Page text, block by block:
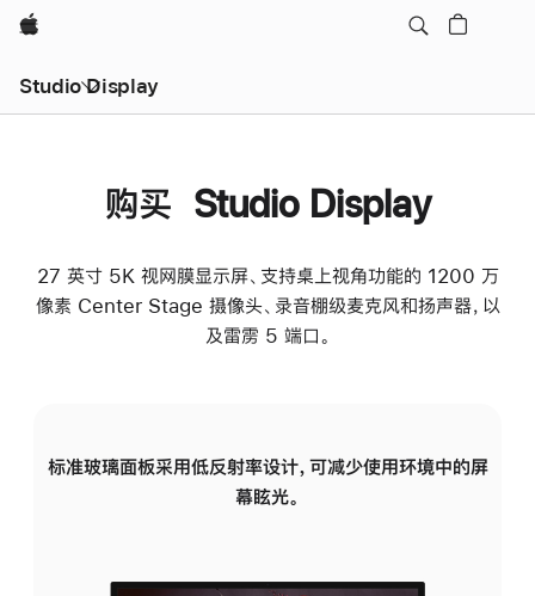
Apple
Studio Display
购买 Studio Display
27 英寸 5K 视网膜显示屏、支持桌上视角功能的 1200 万
像素 Center Stage 摄像头、录音棚级麦克风和扬声器，以
及雷雳 5 端口。
标准玻璃面板采用低反射率设计，可减少使用环境中的屏
幕眩光。